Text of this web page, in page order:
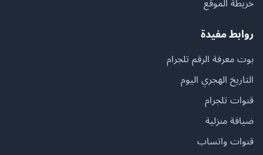
خريطة الموقع
روابط مفيدة
بوت معرفة الرقم تلجرام
التاريخ الهجري اليوم
قنوات تلجرام
ضيافة منزلية
قنوات واتساب